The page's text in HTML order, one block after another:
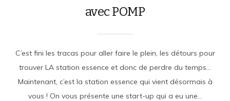
avec POMP
C’est fini les tracas pour aller faire le plein, les détours pour
trouver LA station essence et donc de perdre du temps…
Maintenant, c’est la station essence qui vient désormais à
vous ! On vous présente une start-up qui a eu une...